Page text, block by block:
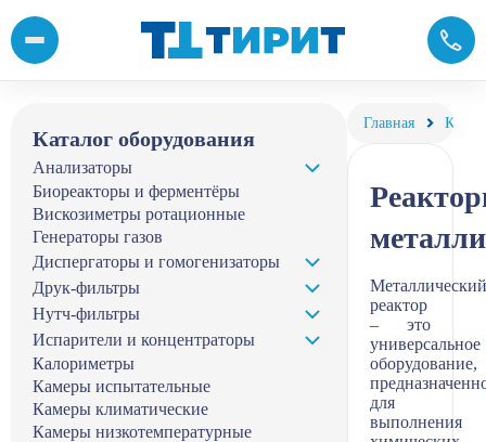
Каталог оборудования
Анализаторы
Биореакторы и ферментёры
Вискозиметры ротационные
Генераторы газов
Диспергаторы и гомогенизаторы
Друк-фильтры
Нутч-фильтры
Испарители и концентраторы
Калориметры
Камеры испытательные
Камеры климатические
Камеры низкотемпературные
Главная
Металлический
реактор
– это
универсальное
оборудование,
для
выполнения